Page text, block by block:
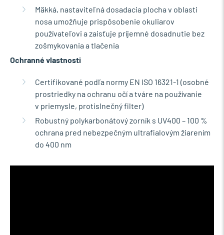
Mäkká, nastaviteľná dosadacia plocha v oblasti
nosa umožňuje prispôsobenie okuliarov
používateľovi a zaisťuje príjemné dosadnutie bez
zošmykovania a tlačenia
Ochranné vlastnosti
Certifikované podľa normy EN ISO 16321-1 (osobné
prostriedky na ochranu očí a tváre na používanie
v priemysle, protislnečný filter)
Robustný polykarbonátový zorník s UV400 – 100 %
ochrana pred nebezpečným ultrafialovým žiarením
do 400 nm